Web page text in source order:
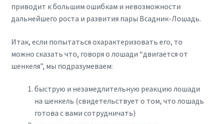
приводит к большим ошибкам и невозможности
дальнейшего роста и развития пары Всадник-Лошадь.
Итак, если попытаться охарактеризовать его, то
можно сказать что, говоря о лошади “двигается от
шенкеля”, мы подразумеваем:
быструю и незамедлительную реакцию лошади
на шенкель (свидетельствует о том, что лошадь
готова с вами сотрудничать)